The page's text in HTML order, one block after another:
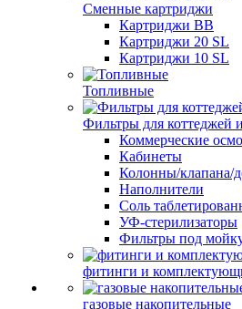
Сменные картриджи
Картриджи BB
Картриджи 20 SL
Картриджи 10 SL
Топливные
Фильтры для коттеджей
Коммерческие
Кабинеты
Колонны/клапана/
Наполнители
Соль
УФ-стерилизаторы
Фильтры под
фитинги и
газовые накопительные